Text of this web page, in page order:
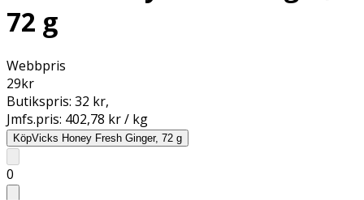
72 g
Webbpris
29kr
Butikspris: 32 kr,
Jmfs.pris: 402,78 kr / kg
KöpVicks Honey Fresh Ginger, 72 g
0